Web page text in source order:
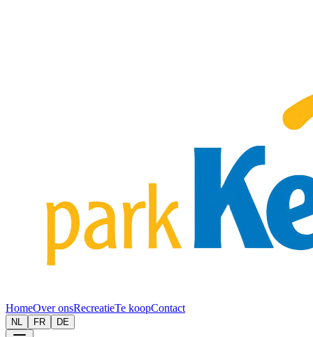
HomeOver onsRecreatieTe koopContact
NL FR DE